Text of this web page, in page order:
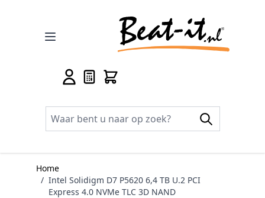
Home
/ Intel Solidigm D7 P5620 6,4 TB U.2 PCI
Express 4.0 NVMe TLC 3D NAND